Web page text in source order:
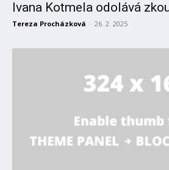
Ivana Kotmela odolává
Tereza Procházková - 26. 2. 2025